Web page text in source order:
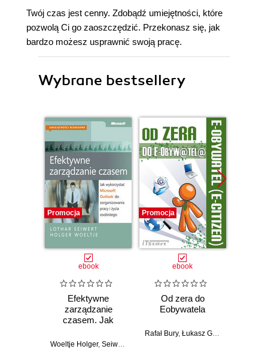
Twój czas jest cenny. Zdobądź umiejętności, które
pozwolą Ci go zaoszczędzić. Przekonasz się, jak
bardzo możesz usprawnić swoją pracę.
Wybrane bestsellery
Promocja
ebook
Efektywne
zarządzanie
czasem. Jak
Microsoft Outlook
Woeltje Holger, Seiwert Lothar
Promocja
ebook
Od zera do
Eobywatela
Rafał Bury, Łukasz Galos